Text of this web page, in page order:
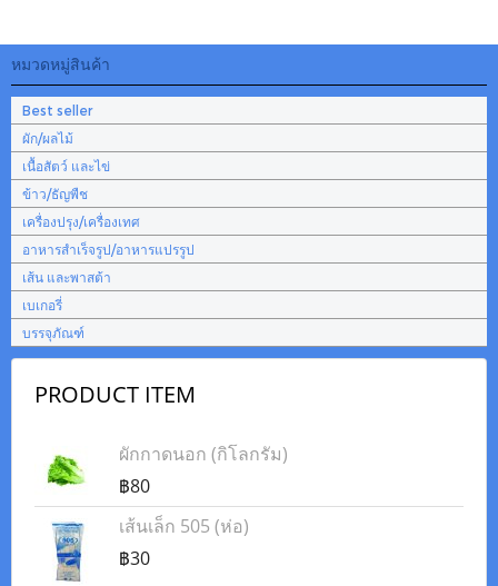
หมวดหมู่สินค้า
Best seller
ผัก/ผลไม้
เนื้อสัตว์ และไข่
ข้าว/ธัญพืช
เครื่องปรุง/เครื่องเทศ
อาหารสำเร็จรูป/อาหารแปรรูป
เส้น และพาสต้า
เบเกอรี่
บรรจุภัณฑ์
PRODUCT ITEM
ผักกาดนอก (กิโลกรัม)
฿80
เส้นเล็ก 505 (ห่อ)
฿30